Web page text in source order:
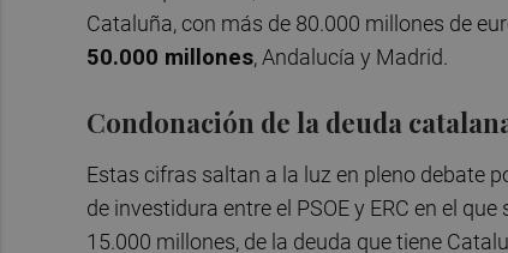
Cataluña, con más de 80.000 millones de
50.000 millones, Andalucía y Madrid.
Condonación de la deuda
Estas cifras saltan a la luz en pleno debate
de investidura entre el PSOE y ERC en el
15.000 millones, de la deuda que tiene